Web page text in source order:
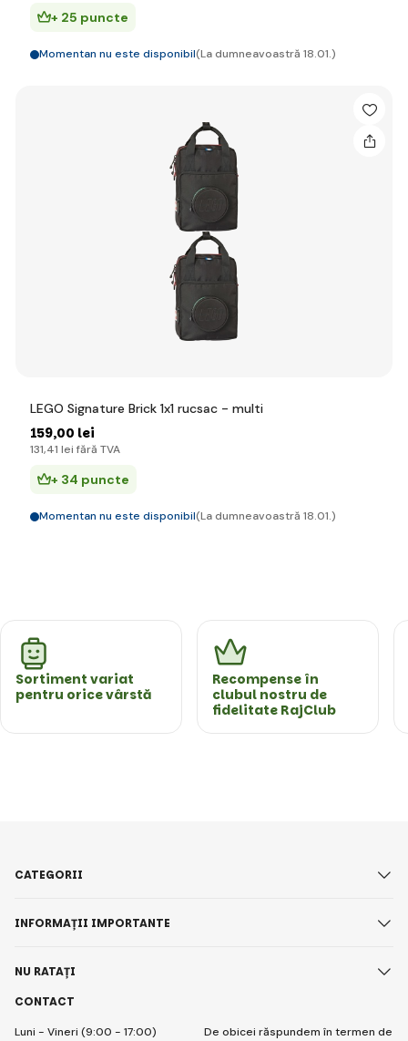
+ 25 puncte
Momentan nu este disponibil(La dumneavoastră 18.01.)
LEGO Signature Brick 1x1 rucsac - multi
159,00 lei
131,41 lei fără TVA
+ 34 puncte
Momentan nu este disponibil(La dumneavoastră 18.01.)
Sortiment variat
pentru orice vârstă
Recompense în
clubul nostru de
fidelitate RajClub
CONTACT
Luni - Vineri (9:00 - 17:00)
De obicei răspundem în termen de
CATEGORII
INFORMAȚII IMPORTANTE
NU RATAȚI